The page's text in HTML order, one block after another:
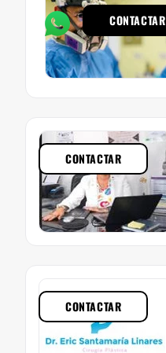
CONTACTAR
CONTACTAR
CONTACTAR